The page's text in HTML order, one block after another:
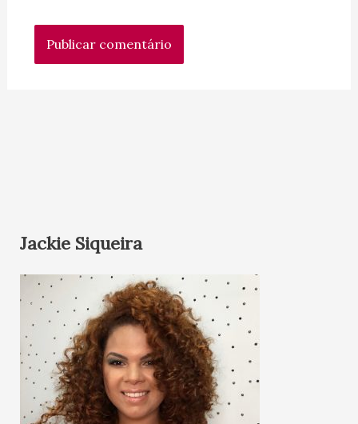
Jackie Siqueira